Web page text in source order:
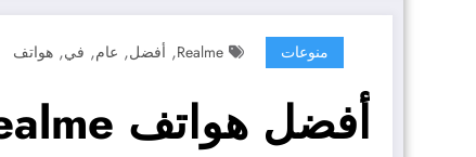
منوعات Realme
, أفضل, عام, في, هواتف
أفضل هواتف Realme في عام 2023